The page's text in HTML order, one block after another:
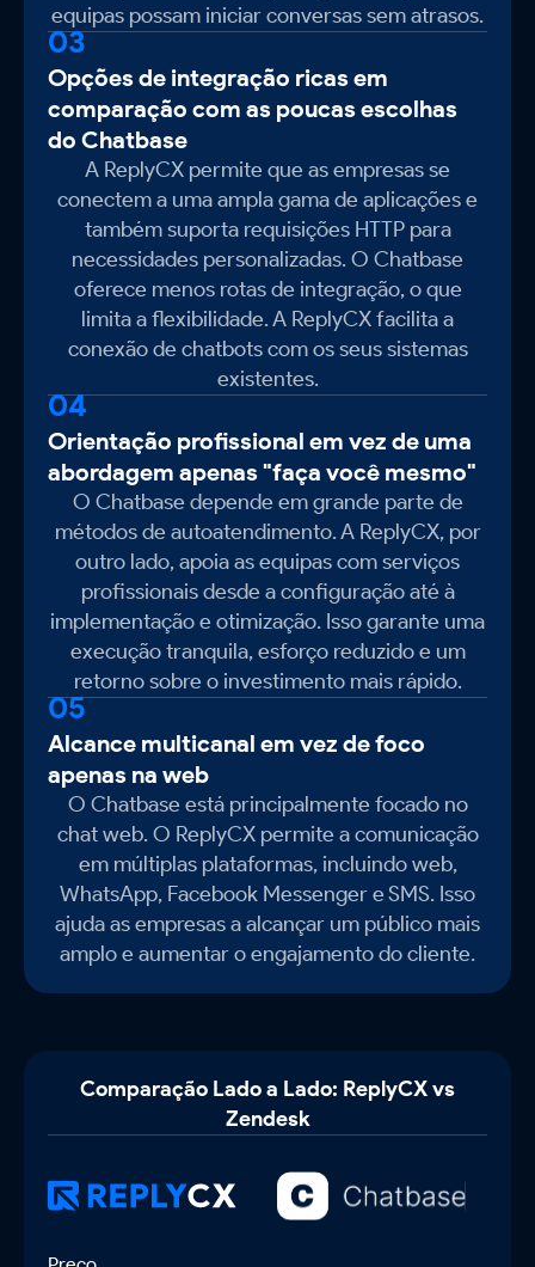
equipas possam iniciar conversas sem atrasos.
03
Opções de integração ricas em
comparação com as poucas escolhas
do Chatbase
A ReplyCX permite que as empresas se
conectem a uma ampla gama de aplicações e
também suporta requisições HTTP para
necessidades personalizadas. O Chatbase
oferece menos rotas de integração, o que
limita a flexibilidade. A ReplyCX facilita a
conexão de chatbots com os seus sistemas
existentes.
04
Orientação profissional em vez de uma
abordagem apenas "faça você mesmo"
O Chatbase depende em grande parte de
métodos de autoatendimento. A ReplyCX, por
outro lado, apoia as equipas com serviços
profissionais desde a configuração até à
implementação e otimização. Isso garante uma
execução tranquila, esforço reduzido e um
retorno sobre o investimento mais rápido.
05
Alcance multicanal em vez de foco
apenas na web
O Chatbase está principalmente focado no
chat web. O ReplyCX permite a comunicação
em múltiplas plataformas, incluindo web,
WhatsApp, Facebook Messenger e SMS. Isso
ajuda as empresas a alcançar um público mais
amplo e aumentar o engajamento do cliente.
Comparação Lado a Lado: ReplyCX vs
Zendesk